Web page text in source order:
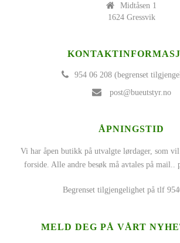
Midtåsen 1
1624 Gressvik
954 06 208 (begrenset
post@bueutstyr.no
ÅPNINGSTID
Vi har åpen butikk på utvalgte lørdager, som
forside. Alle andre besøk må avtales på mail..
Begrenset tilgjengelighet på tlf
MELD DEG PÅ VÅRT